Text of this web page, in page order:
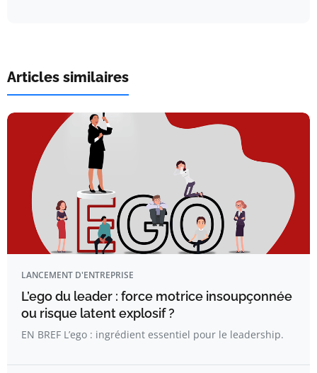
Articles similaires
LANCEMENT D'ENTREPRISE
L’ego du leader : force motrice insoupçonnée
ou risque latent explosif ?
EN BREF L’ego : ingrédient essentiel pour le leadership.